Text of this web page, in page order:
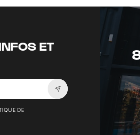
ET
Souscrire à la
DE